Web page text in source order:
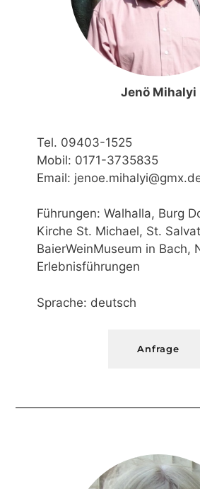
Jenö Mihalyi
Tel. 09403-1525
Mobil: 0171-3735835
Email:
Führungen: Walhalla, Burg
Kirche St. Michael, St.
BaierWeinMuseum in Bach,
Erlebnisführungen
Sprache: deutsch
Anfrage